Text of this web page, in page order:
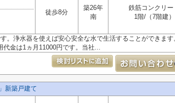
徒歩8分
築26年
南
鉄筋コンクリー
1階/（7階建）
。浄水器を使えば安心安全な水で生活することができま
代金は1ヵ月11000円です。当社...
新築戸建て